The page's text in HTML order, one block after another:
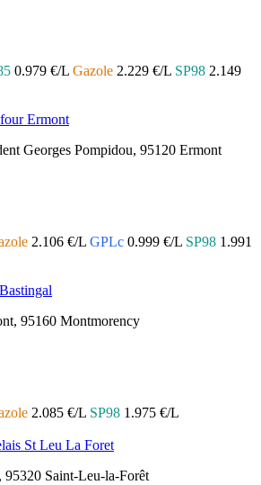
0.979 €/L Gazole 2.229 €/L SP98 2.149
Ermont
Georges Pompidou, 95120 Ermont
2.106 €/L GPLc 0.999 €/L SP98 1.991
95160 Montmorency
2.085 €/L SP98 1.975 €/L
St Leu La Foret
95320 Saint-Leu-la-Forêt